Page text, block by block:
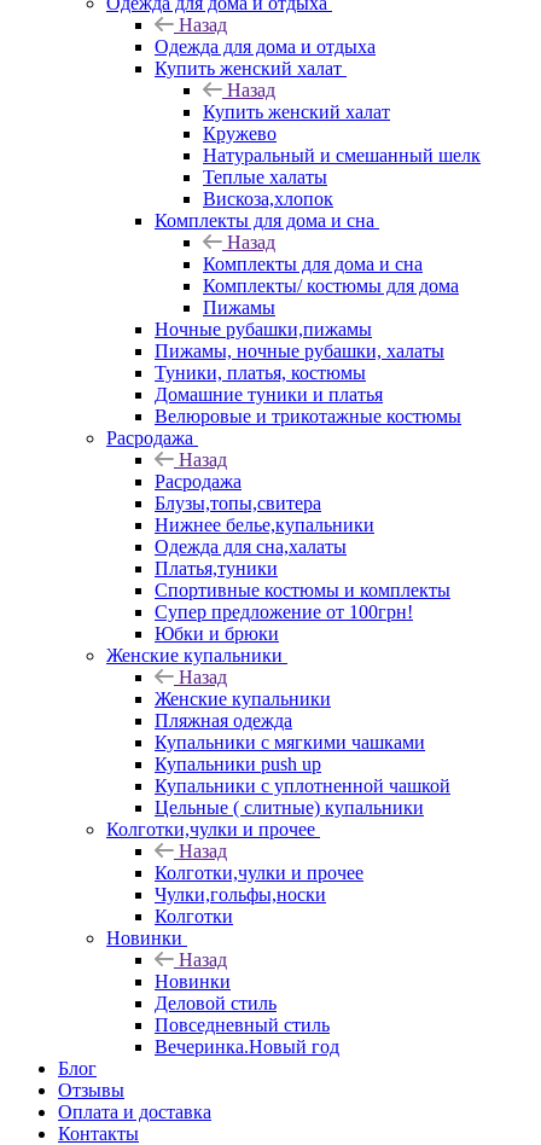
Назад
Одежда для дома и отдыха
Купить женский халат
Назад
Купить женский халат
Кружево
Натуральный и смешанный шелк
Теплые халаты
Вискоза,хлопок
Комплекты для дома и сна
Назад
Комплекты для дома и сна
Комплекты/ костюмы для дома
Пижамы
Ночные рубашки,пижамы
Пижамы, ночные рубашки, халаты
Туники, платья, костюмы
Домашние туники и платья
Велюровые и трикотажные костюмы
Расродажа
Назад
Расродажа
Блузы,топы,свитера
Нижнее белье,купальники
Одежда для сна,халаты
Платья,туники
Спортивные костюмы и комплекты
Супер предложение от 100грн!
Юбки и брюки
Женские купальники
Назад
Женские купальники
Пляжная одежда
Купальники с мягкими чашками
Купальники push up
Купальники с уплотненной чашкой
Цельные ( слитные) купальники
Колготки,чулки и прочее
Назад
Колготки,чулки и прочее
Чулки,гольфы,носки
Колготки
Новинки
Назад
Новинки
Деловой стиль
Повседневный стиль
Вечеринка.Новый год
Блог
Отзывы
Оплата и доставка
Контакты